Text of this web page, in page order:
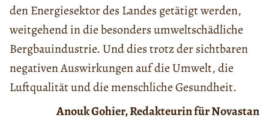
den Energiesektor des Landes getätigt werden,
weitgehend in die besonders umweltschädliche
Bergbauindustrie. Und dies trotz der sichtbaren
negativen Auswirkungen auf die Umwelt, die
Luftqualität und die menschliche Gesundheit.
Anouk Gohier, Redakteurin für Novastan